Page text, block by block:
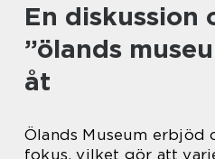
En diskussion
”ölands
åt
Ölands Museum erbjöd
fokus, vilket gör att